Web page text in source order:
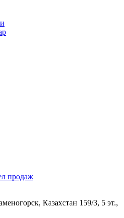
продаж
Казахстан 159/3, 5 эт.,